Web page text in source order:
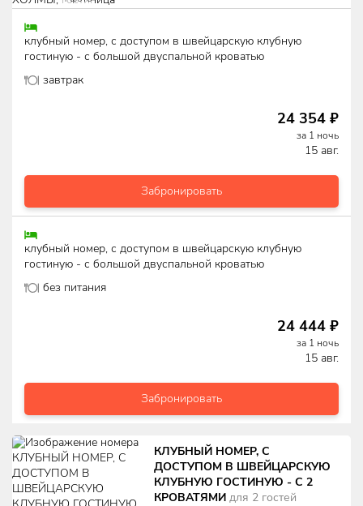
клубный номер, с доступом в швейцарскую клубную
гостиную - с большой двуспальной кроватью
завтрак
24 354 ₽
за 1 ночь
15 авг.
Забронировать
клубный номер, с доступом в швейцарскую клубную
гостиную - с большой двуспальной кроватью
без питания
24 444 ₽
за 1 ночь
15 авг.
Забронировать
КЛУБНЫЙ НОМЕР, С
ДОСТУПОМ В ШВЕЙЦАРСКУЮ
КЛУБНУЮ ГОСТИНУЮ - С 2
КРОВАТЯМИ для 2 гостей